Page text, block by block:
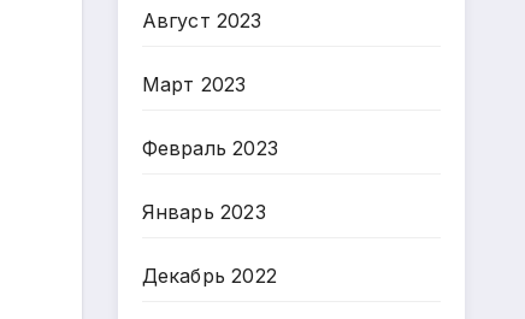
Август 2023
Март 2023
Февраль 2023
Январь 2023
Декабрь 2022